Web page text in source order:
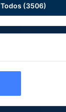
Todos (3506)